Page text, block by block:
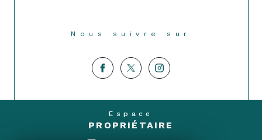
Nous suivre sur
Espace
PROPRIÉTAIRE